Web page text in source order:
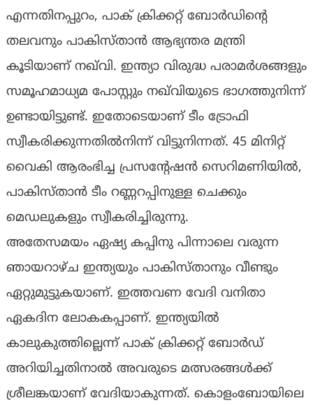
എന്നതിനപ്പുറം, പാക് ക്രിക്കറ്റ് ബോർഡിന്‍റെ
തലവനും പാകിസ്താൻ ആഭ്യന്തര മന്ത്രി
കൂടിയാണ് നഖ്‌വി. ഇന്ത്യാ വിരുദ്ധ പരാമർശങ്ങളും
സമൂഹമാധ്യമ പോസ്റ്റും നഖ്‌വിയുടെ ഭാഗത്തുനിന്ന്
ഉണ്ടായിട്ടുണ്ട്. ഇതോടെയാണ് ടീം ട്രോഫി
സ്വീകരിക്കുന്നതിൽനിന്ന് വിട്ടുനിന്നത്. 45 മിനിറ്റ്
വൈകി ആരംഭിച്ച പ്രസന്‍റേഷൻ സെറിമണിയിൽ,
പാകിസ്താൻ ടീം റണ്ണറപ്പിനുള്ള ചെക്കും
മെഡലുകളും സ്വീകരിച്ചിരുന്നു.
അതേസമയം ഏഷ്യ കപ്പിനു പിന്നാലെ വരുന്ന
ഞായറാഴ്ച ഇന്ത്യയും പാകിസ്താനും വീണ്ടും
ഏറ്റുമുട്ടുകയാണ്. ഇത്തവണ വേദി വനിതാ
ഏകദിന ലോകകപ്പാണ്. ഇന്ത്യയിൽ
കാലുകുത്തില്ലെന്ന് പാക് ക്രിക്കറ്റ് ബോർഡ്
അറിയിച്ചതിനാൽ അവരുടെ മത്സരങ്ങൾക്ക്
ശ്രീലങ്കയാണ് വേദിയാകുന്നത്. കൊളംബോയിലെ